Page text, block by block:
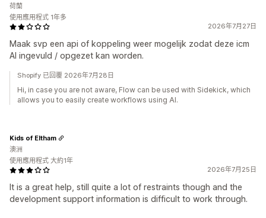
2026年7月27日
Maak svp een api of koppeling weer mogelijk zodat deze icm
AI ingevuld / opgezet kan worden.
荷蘭
使用應用程式 1年多
Shopify 已回覆 2026年7月28日
Hi, in case you are not aware, Flow can be used with Sidekick, which
allows you to easily create workflows using AI.
2026年7月25日
It is a great help, still quite a lot of restraints though and the
development support information is difficult to work through.
Kids of Eltham
澳洲
使用應用程式 大約1年